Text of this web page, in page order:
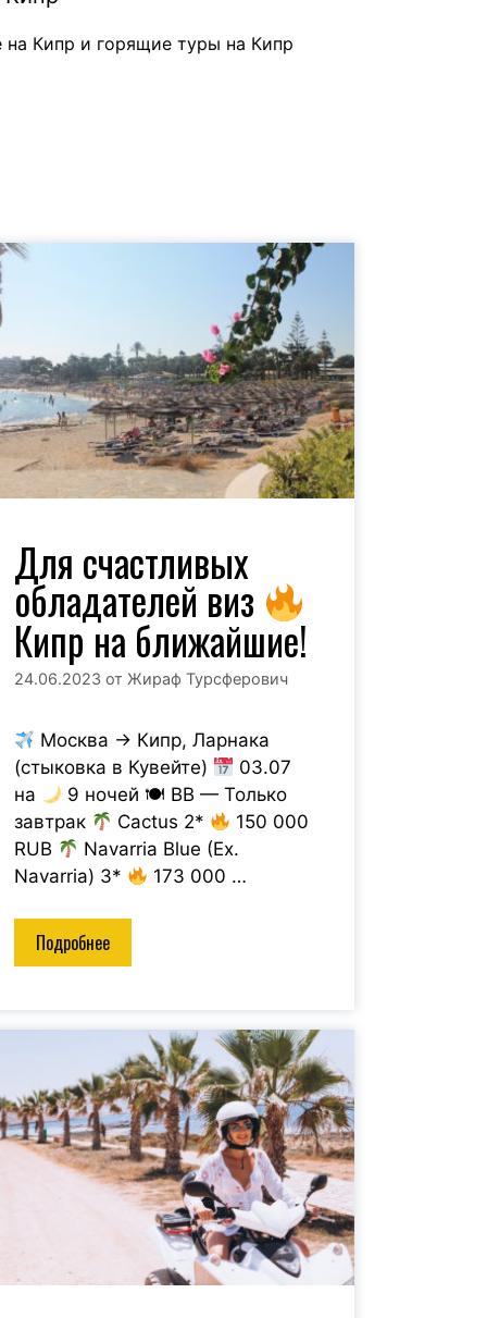
Кипр и горящие туры на Кипр
Для счастливых
обладателей виз
Кипр на ближайшие!
24.06.2023 от Жираф Турсферович
Москва → Кипр, Ларнака
(стыковка в Кувейте)
03.07
на
9 ночей 🍽 BB — Только
завтрак
Cactus 2*
150 000
RUB
Navarria Blue (Ex.
Navarria) 3*
173 000 …
Подробнее